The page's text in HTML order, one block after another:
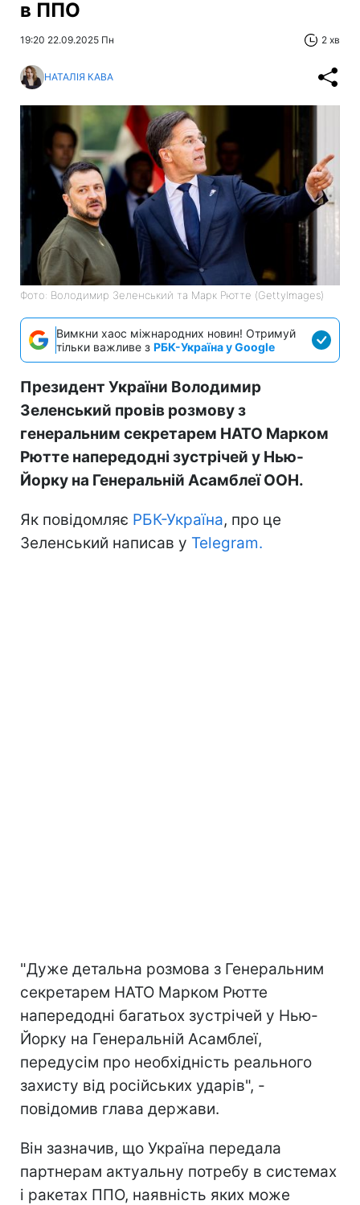
в ППО
19:20 22.09.2025 Пн 2 хв
НАТАЛІЯ КАВА
Фото: Володимир Зеленський та Марк Рютте (GettyImages)
Вимкни хаос міжнародних новин! Отримуй
тільки важливе з РБК-Україна у Google
Президент України Володимир
Зеленський провів розмову з
генеральним секретарем НАТО Марком
Рютте напередодні зустрічей у Нью-
Йорку на Генеральній Асамблеї ООН.
Як повідомляє РБК-Україна, про це
Зеленський написав у Telegram.
"Дуже детальна розмова з Генеральним
секретарем НАТО Марком Рютте
напередодні багатьох зустрічей у Нью-
Йорку на Генеральній Асамблеї,
передусім про необхідність реального
захисту від російських ударів", -
повідомив глава держави.
Він зазначив, що Україна передала
партнерам актуальну потребу в системах
і ракетах ППО, наявність яких може